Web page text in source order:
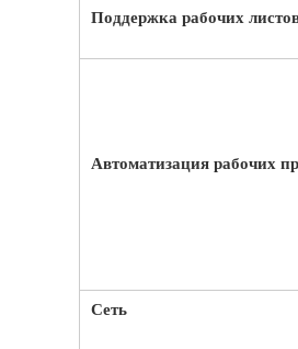
Поддержка рабочих
Автоматизация рабочих
Сеть